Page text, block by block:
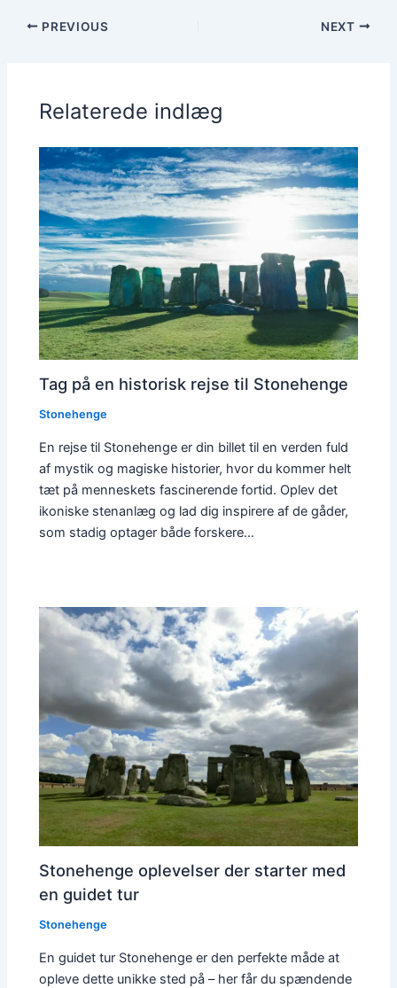
PREVIOUS NEXT
Relaterede indlæg
Tag på en historisk rejse til Stonehenge
Stonehenge
En rejse til Stonehenge er din billet til en verden fuld
af mystik og magiske historier, hvor du kommer helt
tæt på menneskets fascinerende fortid. Oplev det
ikoniske stenanlæg og lad dig inspirere af de gåder,
som stadig optager både forskere…
Stonehenge oplevelser der starter med
en guidet tur
Stonehenge
En guidet tur Stonehenge er den perfekte måde at
opleve dette unikke sted på – her får du spændende